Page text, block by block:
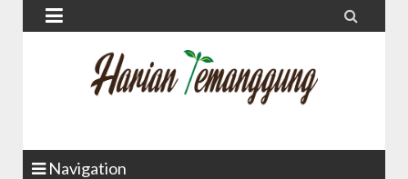
 
Navigation